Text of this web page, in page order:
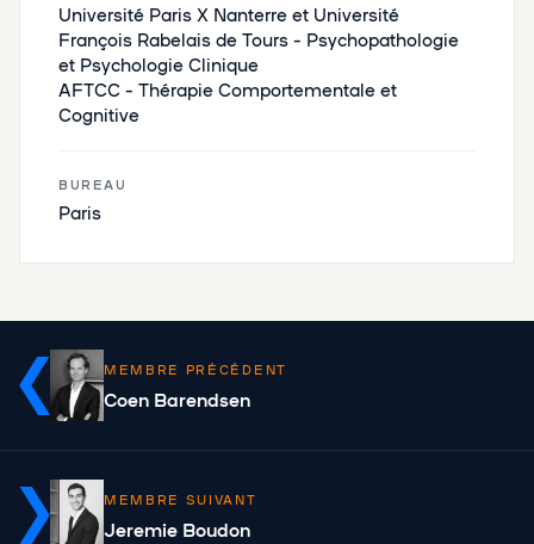
Université Paris X Nanterre et Université
François Rabelais de Tours – Psychopathologie
et Psychologie Clinique
AFTCC – Thérapie Comportementale et
Cognitive
BUREAU
Paris
MEMBRE PRÉCÉDENT
Coen Barendsen
MEMBRE SUIVANT
Jeremie Boudon